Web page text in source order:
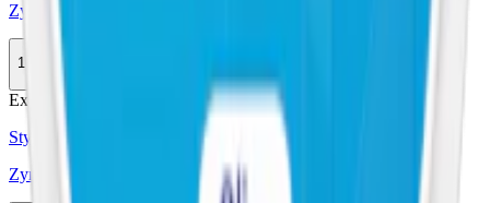
Zyn Menthol Ice Slim 4
10-pack
Extra Stark
Styrka Extra Stark · Slim
Zyn Menthol Ice Slim 6